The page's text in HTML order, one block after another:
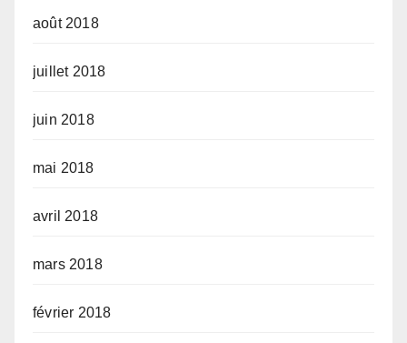
août 2018
juillet 2018
juin 2018
mai 2018
avril 2018
mars 2018
février 2018